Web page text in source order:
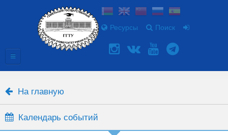
Ресурсы Поиск
На главную
Календарь событий